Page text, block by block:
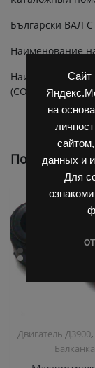
Сайт
на
данных и
Для
Български ВАЛ
Наименование
Наименование
(COMPLETE)
Похожие
Двигатель Д3900,